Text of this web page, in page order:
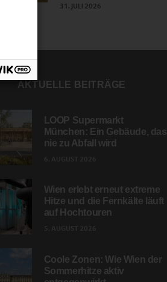
31. JULI 2026
AKTUELLE BEITRÄGE
LOOP Supermarkt
München: Ein Gebäude, das
nie zu Abfall wird
Wien erlebt erneut extreme
Hitze und die Fernkälte läuft
auf Hochtouren
Coole Zonen: Wie Wien der
Sommerhitze aktiv